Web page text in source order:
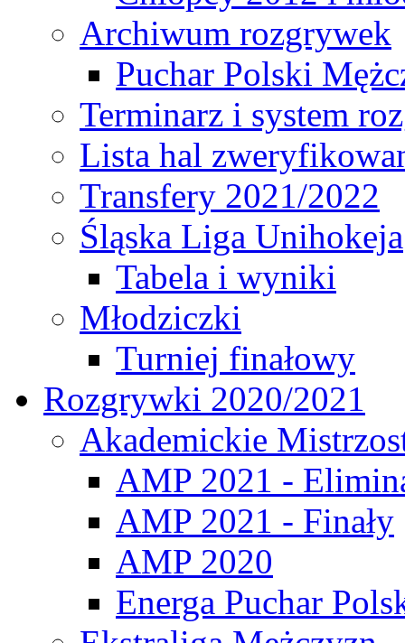
Archiwum rozgrywek
Puchar Polski
Terminarz i system
Lista hal
Transfery 2021/2022
Śląska Liga Unihokeja
Tabela i wyniki
Młodziczki
Turniej finałowy
Rozgrywki 2020/2021
Akademickie
AMP 2021 -
AMP 2021 - Finały
AMP 2020
Energa Puchar